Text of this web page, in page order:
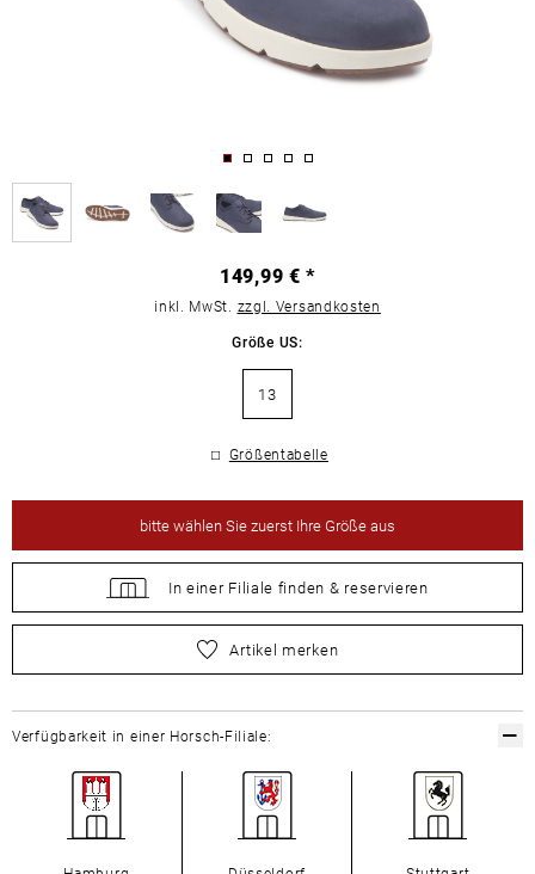
149,99 € *
inkl. MwSt. zzgl. Versandkosten
Größe US:
13
Größentabelle
bittewählen Sie zuerst Ihre Größe aus
In einer Filiale finden & reservieren
wählen Sie zuerst Ihre Größe aus
Artikel merken
Verfügbarkeit in einer Horsch-Filiale: